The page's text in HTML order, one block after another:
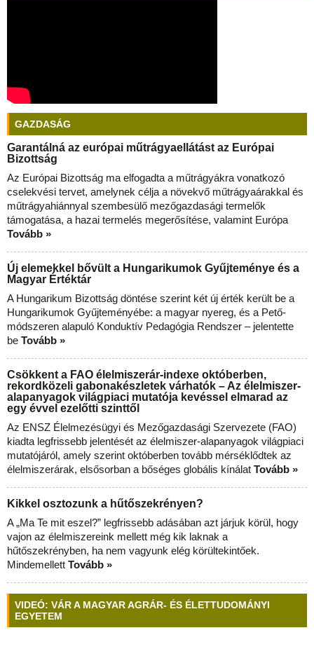
GAZDASÁG
Garantálná az európai műtrágyaellátást az Európai
Bizottság
Az Európai Bizottság ma elfogadta a műtrágyákra vonatkozó
cselekvési tervet, amelynek célja a növekvő műtrágyaárakkal és
műtrágyahiánnyal szembesülő mezőgazdasági termelők
támogatása, a hazai termelés megerősítése, valamint Európa
Tovább »
Új elemekkel bővült a Hungarikumok Gyűjteménye és a
Magyar Értéktár
A Hungarikum Bizottság döntése szerint két új érték került be a
Hungarikumok Gyűjteményébe: a magyar nyereg, és a Pető-
módszeren alapuló Konduktív Pedagógia Rendszer – jelentette
be Tovább »
Csökkent a FAO élelmiszerár-indexe októberben,
rekordközeli gabonakészletek várhatók – Az élelmiszer-
alapanyagok világpiaci mutatója kevéssel elmarad az
egy évvel ezelőtti szinttől
Az ENSZ Élelmezésügyi és Mezőgazdasági Szervezete (FAO)
kiadta legfrissebb jelentését az élelmiszer-alapanyagok világpiaci
mutatójáról, amely szerint októberben tovább mérséklődtek az
élelmiszerárak, elsősorban a bőséges globális kínálat Tovább »
Kikkel osztozunk a hűtőszekrényen?
A „Ma Te mit eszel?” legfrissebb adásában azt járjuk körül, hogy
vajon az élelmiszereink mellett még kik laknak a
hűtőszekrényben, ha nem vagyunk elég körültekintőek.
Mindemellett Tovább »
VIDEÓ: VÁR A MAGYAR AGRÁR- ÉS ÉLETTUDOMÁNYI
EGYETEM